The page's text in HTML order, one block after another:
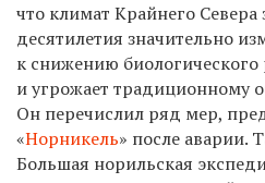
что климат Крайнего Севера
десятилетия значительно
к снижению биологического
и угрожает традиционному
Он перечислил ряд мер,
«Норникель» после аварии.
Большая норильская